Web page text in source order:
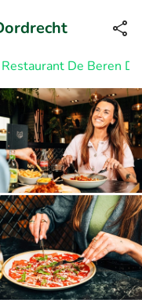
jusqu'à 23:00 heures
Restaurant De Beren